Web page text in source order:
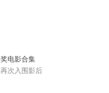
电影合集
次入围影后